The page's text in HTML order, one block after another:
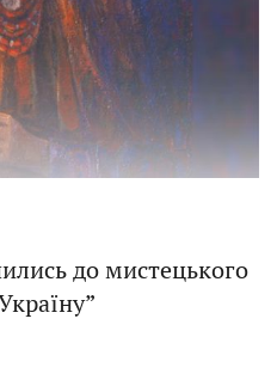
до мистецького